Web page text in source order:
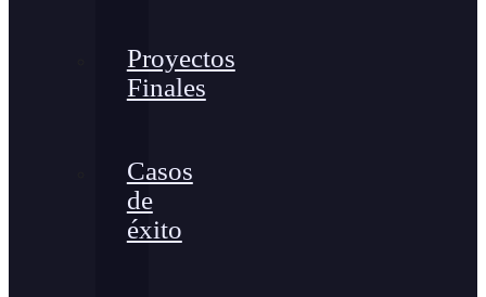
Proyectos
Finales
Casos
de
éxito